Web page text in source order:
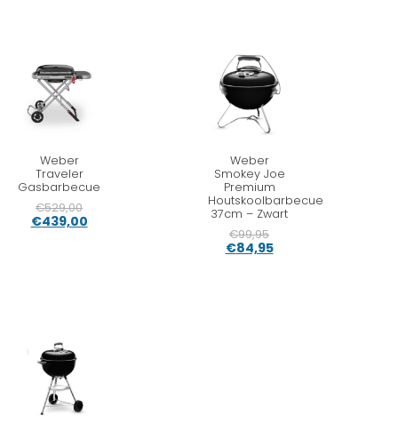
Weber
Traveler
Gasbarbecue
€529,00
€439,00
Weber
Smokey Joe
Premium
Houtskoolbarbecue
37cm – Zwart
€99,95
€84,95